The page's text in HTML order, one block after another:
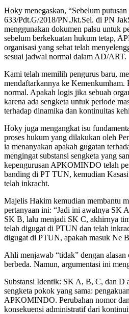
Hoky menegaskan, “Sebelum
633/Pdt.G/2018/PN.Jkt.Sel. di PN
menggunakan dokumen palsu untuk
sebelum berkekuatan hukum tetap,
organisasi yang sehat telah
sesuai jadwal normal dalam AD/ART.
Kami telah memilih pengurus baru,
mendaftarkannya ke Kemenkumham.
normal. Apakah logis jika sebuah
karena ada sengketa untuk periode
terhadap dinamika dan kontinuitas
Hoky juga mengangkat isu
proses hukum yang dilakukan oleh
ia menanyakan apakah gugatan
mengingat substansi sengketa yang
kepengurusan APKOMINDO telah
banding di PT TUN, kemudian
telah inkracht.
Majelis Hakim kemudian membantu
pertanyaan ini: “Jadi ini awalnya SK
SK B, lalu menjadi SK C, akhirnya
telah digugat di PTUN dan telah
digugat di PTUN, apakah masuk Ne
Ahli menjawab “tidak” dengan
berbeda. Namun, argumentasi ini
Substansi Identik: SK A, B, C, dan D
sengketa pokok yang sama:
APKOMINDO. Perubahan nomor
konsekuensi administratif dari